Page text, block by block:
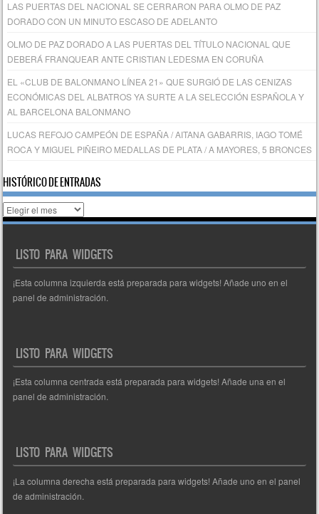
LAS PUERTAS DEL NACIONAL SE CERRARON PARA OLMO DE PAZ
DORADO CON UN MINUTO ESCASO DE ADELANTO
OLMO DE PAZ DORADO A LAS PUERTAS DEL TÍTULO NACIONAL QUE
DEBERÁ FRANQUEAR ANTE CRISTIAN LEDESMA EN CORUÑA
EL «CLUB DE BALONMANO LÍNEA 21» QUE SURGIÓ DE LAS CENIZAS
ECONÓMICAS DEL ALBATROS YA SURTE A LA SELECCIÓN ESPAÑOLA Y
AL BARCELONA BALONMANO
LUCAS REFOJO CAMPEÓN DE ESPAÑA / AITANA GABARRIS, IAGO TOMÉ
ROCA Y MIGUEL PIÑEIRO MEDALLAS DE PLATA / A MAYORES, 5 BRONCES
HISTÓRICO DE ENTRADAS
Histórico
de
LISTO PARA WIDGETS
¡Esta columna izquierda está preparada para widgets! Añade uno en el
panel de administración.
LISTO PARA WIDGETS
¡Esta columna centrada está preparada para widgets! Añade una en el
panel de administración.
LISTO PARA WIDGETS
¡La columna derecha está preparada para widgets! Añade uno en el panel
de administración.